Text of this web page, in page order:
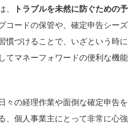
、
トラブルを未然に防ぐための予
コードの保管や、確定申告シーズ
慣づけることで、いざという時に
てマネーフォワードの便利な機能
々の経理作業や面倒な確定申告を
、個人事業主にとって非常に心強